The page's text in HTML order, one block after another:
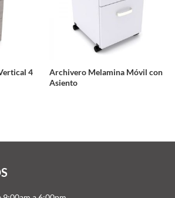
4
Archivero Melamina Móvil con
Asiento